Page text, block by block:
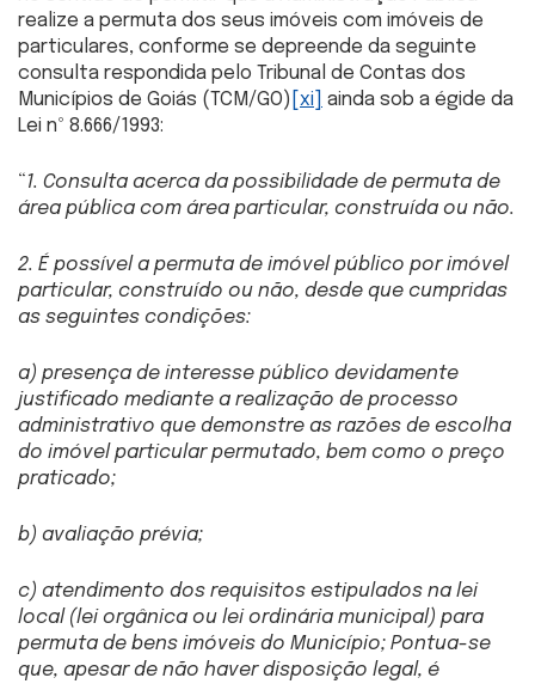
realize a permuta dos seus imóveis com imóveis de
particulares, conforme se depreende da seguinte
consulta respondida pelo Tribunal de Contas dos
Municípios de Goiás (TCM/GO) [xi]
ainda sob a égide da
Lei nº 8.666/1993:
“1. Consulta acerca da possibilidade de permuta de
área pública com área particular, construída ou não.
2. É possível a permuta de imóvel público por imóvel
particular, construído ou não, desde que cumpridas
as seguintes condições:
a) presença de interesse público devidamente
justificado mediante a realização de processo
administrativo que demonstre as razões de escolha
do imóvel particular permutado, bem como o preço
praticado;
b) avaliação prévia;
c) atendimento dos requisitos estipulados na lei
local (lei orgânica ou lei ordinária municipal) para
permuta de bens imóveis do Município; Pontua-se
que, apesar de não haver disposição legal, é